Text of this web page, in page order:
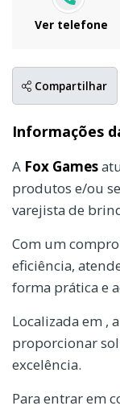
Ver telefone
Compartilhar
Informações
A Fox Games
produtos e/ou
varejista de
Com um
eficiência,
forma prática e
Localizada em , a
proporcionar
excelência.
Para entrar em